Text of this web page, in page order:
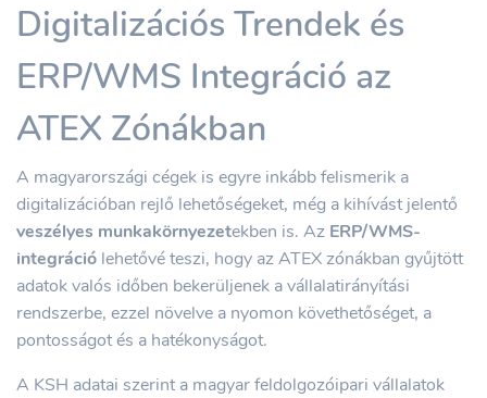
Digitalizációs Trendek és
ERP/WMS Integráció az
ATEX Zónákban
A magyarországi cégek is egyre inkább felismerik a
digitalizációban rejlő lehetőségeket, még a kihívást jelentő
veszélyes munkakörnyezetekben is. Az ERP/WMS-
integráció lehetővé teszi, hogy az ATEX zónákban gyűjtött
adatok valós időben bekerüljenek a vállalatirányítási
rendszerbe, ezzel növelve a nyomon követhetőséget, a
pontosságot és a hatékonyságot.
A KSH adatai szerint a magyar feldolgozóipari vállalatok